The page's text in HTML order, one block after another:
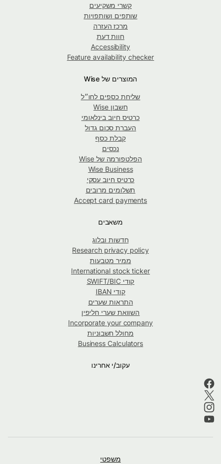
קשרי משקיעים
שותפים ושותפויות
מרכז העזרה
חוות דעת
Accessibility
Feature availability checker
המוצרים של Wise
שליחת כספים לחו״ל
חשבון Wise
כרטיס חיוב בינלאומי
העברת סכום גדול
קבלת כסף
נכסים
הפלטפורמה של Wise
Wise Business
כרטיס חיוב עסקי
תשלומים מרובים
Accept card payments
משאבים
חדשות ובלוג
Research privacy policy
ממיר מטבעות
International stock ticker
קודי SWIFT/BIC
קודי IBAN
התראות שערים
השוואת שערי חליפין
Incorporate your company
מחולל חשבוניות
Business Calculators
עקוב/י אחרינו
משפטי